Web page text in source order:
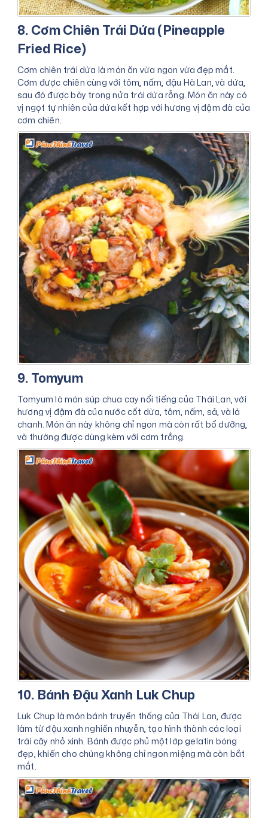
8. Cơm Chiên Trái Dứa (Pineapple
Fried Rice)
Cơm chiên trái dứa là món ăn vừa ngon vừa đẹp mắt.
Cơm được chiên cùng với tôm, nấm, đậu Hà Lan, và dứa,
sau đó được bày trong nửa trái dứa rỗng. Món ăn này có
vị ngọt tự nhiên của dứa kết hợp với hương vị đậm đà của
cơm chiên.
9. Tomyum
Tomyum là món súp chua cay nổi tiếng của Thái Lan, với
hương vị đậm đà của nước cốt dừa, tôm, nấm, sả, và lá
chanh. Món ăn này không chỉ ngon mà còn rất bổ dưỡng,
và thường được dùng kèm với cơm trắng.
10. Bánh Đậu Xanh Luk Chup
Luk Chup là món bánh truyền thống của Thái Lan, được
làm từ đậu xanh nghiền nhuyễn, tạo hình thành các loại
trái cây nhỏ xinh. Bánh được phủ một lớp gelatin bóng
đẹp, khiến cho chúng không chỉ ngon miệng mà còn bắt
mắt.